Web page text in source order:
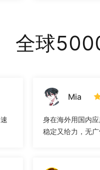
全球
Mia
身在海外用国内应用超顺
稳定又给力，无广